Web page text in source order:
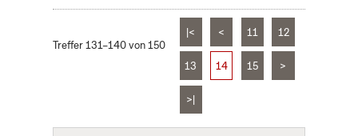
Treffer 131–140 von 150
|< < 11 12
13 14 15 >
>|